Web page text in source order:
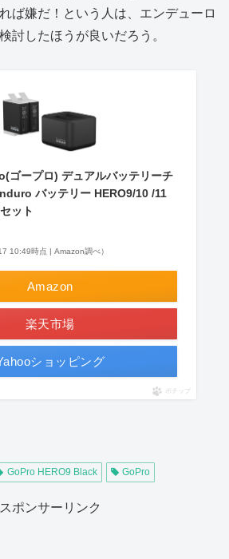
ば嫌だ！という人は、エンデューロ
討したほうが良いだろう。
ゴープロ) デュアルバッテリーチ
バッテリー HERO9/10 /11
ット
10:49時点 | Amazon調べ）
Amazon
楽天市場
ショッピング
ポチップ
GoPro HERO9 Black GoPro
スポンサーリンク